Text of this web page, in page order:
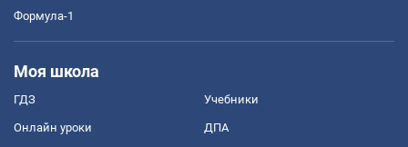
Формула-1
Моя школа
ГДЗ Учебники
Онлайн уроки ДПА